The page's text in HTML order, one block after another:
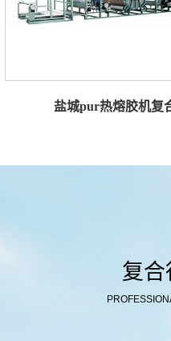
盐城pur热熔胶机复合
复